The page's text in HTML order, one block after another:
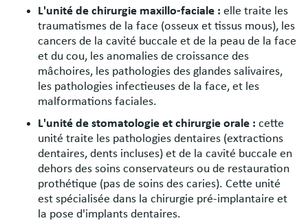
L'unité de chirurgie maxillo-faciale : elle traite les
traumatismes de la face (osseux et tissus mous), les
cancers de la cavité buccale et de la peau de la face
et du cou, les anomalies de croissance des
mâchoires, les pathologies des glandes salivaires,
les pathologies infectieuses de la face, et les
malformations faciales.
L'unité de stomatologie et chirurgie orale : cette
unité traite les pathologies dentaires (extractions
dentaires, dents incluses) et de la cavité buccale en
dehors des soins conservateurs ou de restauration
prothétique (pas de soins des caries). Cette unité
est spécialisée dans la chirurgie pré-implantaire et
la pose d'implants dentaires.